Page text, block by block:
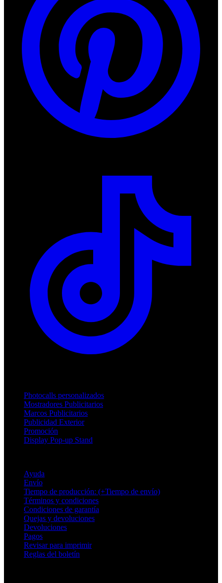
Photocalls personalizados
Mostradores Publicitarios
Marcos Publicitarios
Publicidad Exterior
Promoción
Display Pop-up Stand
Ayuda
Envío
Tiempo de producción: (+Tiempo de envío)
Términos y condiciones
Condiciones de garantía
Quejas y devoluciones
Devoluciones
Pagos
Revisar para imprimir
Reglas del boletín